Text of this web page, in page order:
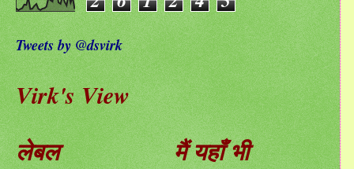
Tweets by @dsvirk
Virk's View
लेबल
मैं यहाँ भी